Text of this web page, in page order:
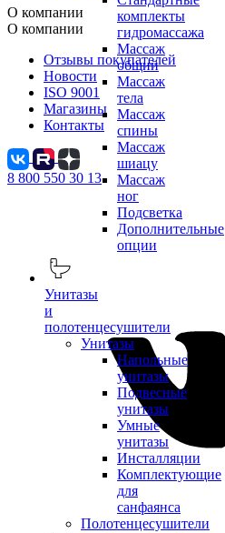
комплекты
гидромассажа
Массаж
общий
Массаж
тела
Массаж
спины
Массаж
шиацу
Массаж
ног
Подсветка
Дополнительные
опции
Унитазы
и
полотенцесушители
Унитазы
Напольные
унитазы
Подвесные
унитазы
Умные
унитазы
Инсталляции
Комплектующие
для
санфаянса
Полотенцесушители
О компании
О компании
Отзывы покупателей
Новости
ISO 9001
Магазины
Контакты
8 800 550 30 13